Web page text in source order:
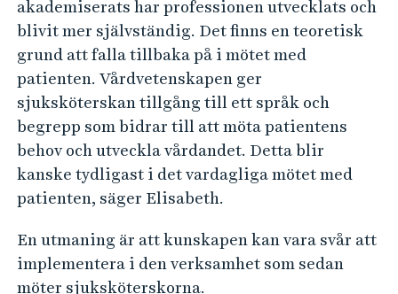
akademiserats har professionen utvecklats och
blivit mer självständig. Det finns en teoretisk
grund att falla tillbaka på i mötet med
patienten. Vårdvetenskapen ger
sjuksköterskan tillgång till ett språk och
begrepp som bidrar till att möta patientens
behov och utveckla vårdandet. Detta blir
kanske tydligast i det vardagliga mötet med
patienten, säger Elisabeth.
En utmaning är att kunskapen kan vara svår att
implementera i den verksamhet som sedan
möter sjuksköterskorna.